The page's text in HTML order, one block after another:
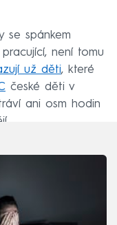
se spánkem
není tomu
už děti, které
české děti v
ani osm hodin